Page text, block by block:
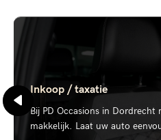
Inkoop / taxatie
Bij PD Occasions in Dordrecht
makkelijk. Laat uw auto